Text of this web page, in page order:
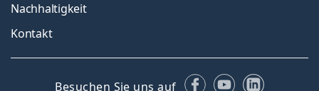
Nachhaltigkeit
Kontakt
Besuchen Sie uns auf Facebook
YouTubeLinkedIn